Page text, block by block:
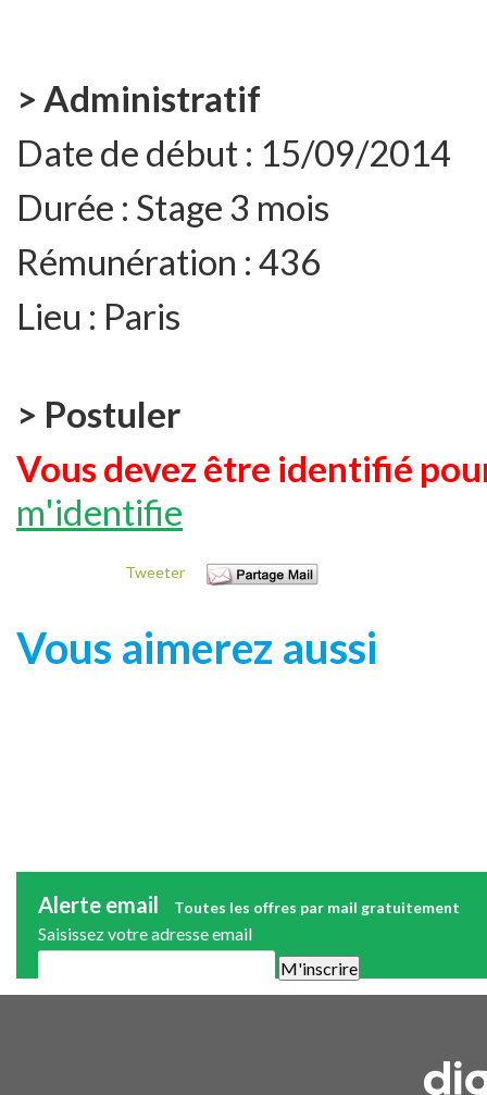
> Administratif
Date de début : 15/09/2014
Durée : Stage 3 mois
Rémunération : 436
Lieu : Paris
> Postuler
Vous devez être identifié
m'identifie
Tweeter
Vous aimerez aussi
Alerte email Toutes les offres par mail gratuitement
Saisissez votre adresse email